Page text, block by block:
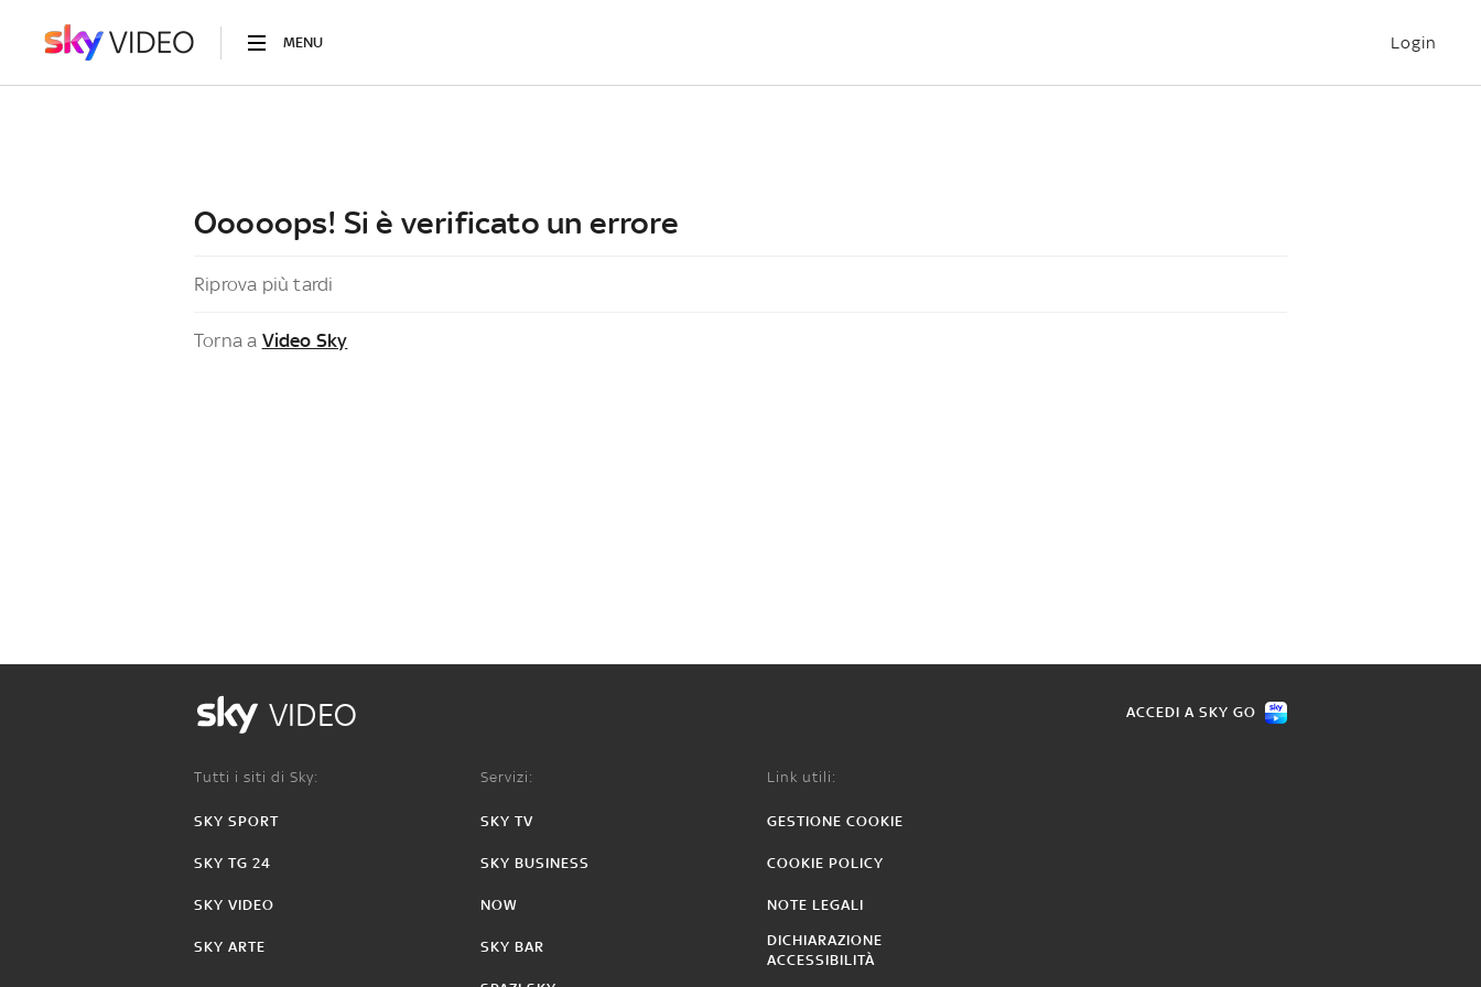
MENU Login
Ooooops! Si è verificato un errore
Riprova più tardi
Torna a Video Sky
VIDEO ACCEDI A SKY GO
Tutti i siti di Sky:
SKY SPORT
SKY TG 24
SKY VIDEO
SKY ARTE
Servizi:
SKY TV
SKY BUSINESS
NOW
SKY BAR
Link utili:
GESTIONE COOKIE
COOKIE POLICY
NOTE LEGALI
DICHIARAZIONE
ACCESSIBILITÀ